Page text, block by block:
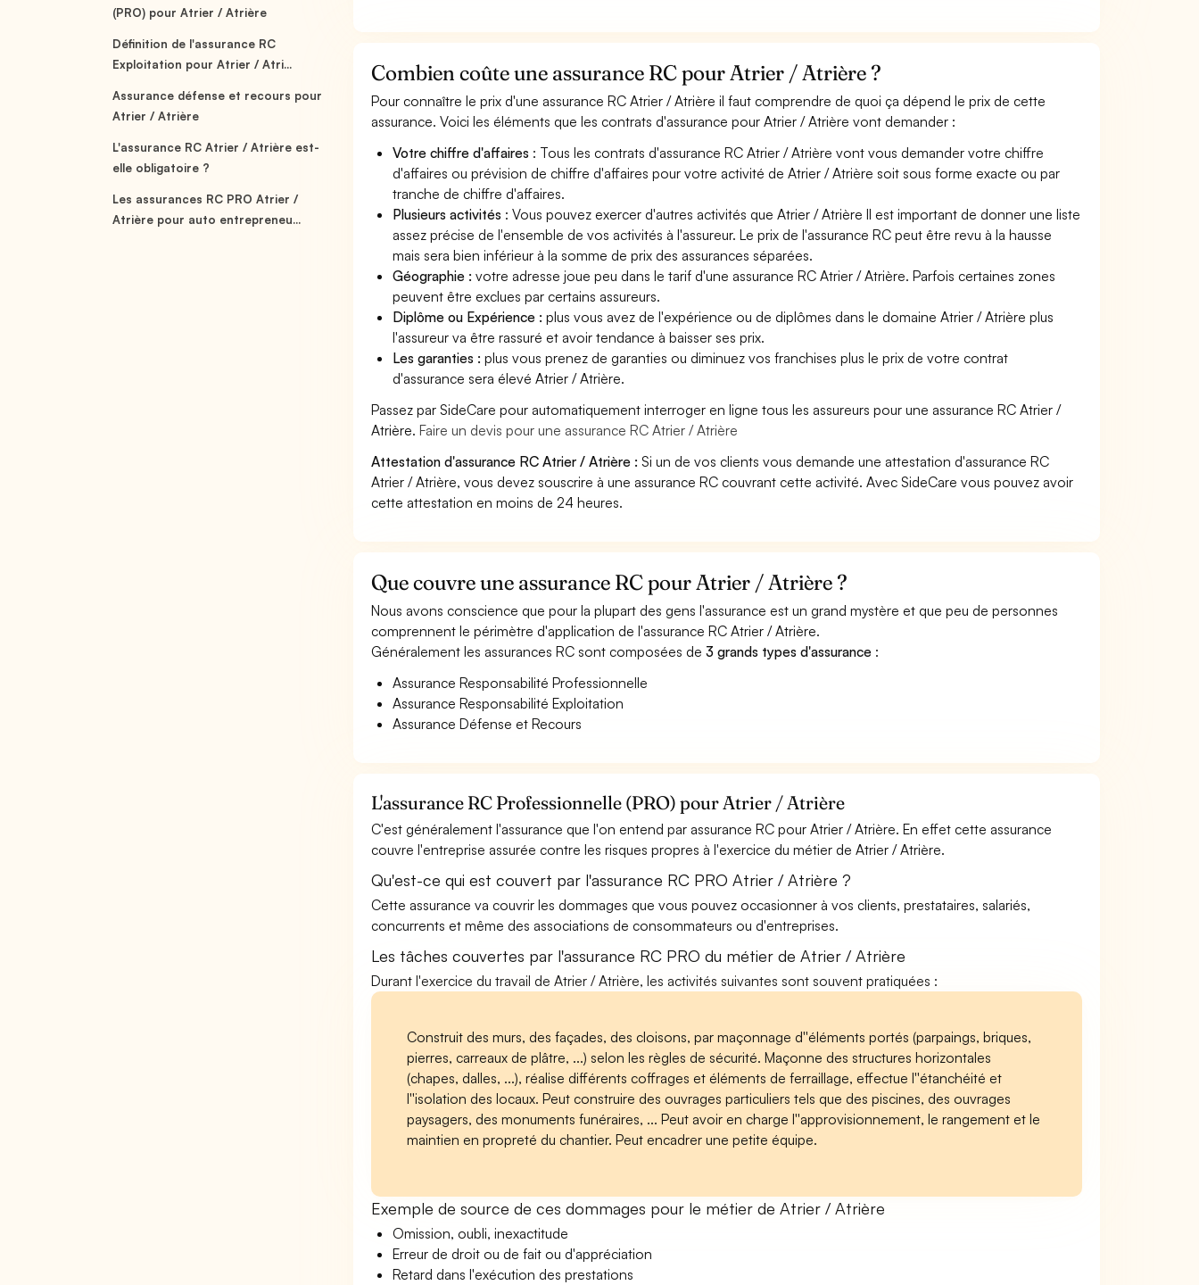
(PRO) pour Atrier / Atrière
Définition de l'assurance RC
Exploitation pour Atrier / Atri...
Assurance défense et recours pour
Atrier / Atrière
L'assurance RC Atrier / Atrière est-
elle obligatoire ?
Les assurances RC PRO Atrier /
Atrière pour auto entrepreneu...
Combien coûte une assurance RC pour Atrier / Atrière ?
Pour connaître le prix d'une assurance RC Atrier / Atrière il faut comprendre de quoi ça dépend le prix de cette
assurance. Voici les éléments que les contrats d'assurance pour Atrier / Atrière vont demander :
Votre chiffre d'affaires : Tous les contrats d'assurance RC Atrier / Atrière vont vous demander votre chiffre
d'affaires ou prévision de chiffre d'affaires pour votre activité de Atrier / Atrière soit sous forme exacte ou par
tranche de chiffre d'affaires.
Plusieurs activités : Vous pouvez exercer d'autres activités que Atrier / Atrière Il est important de donner une liste
assez précise de l'ensemble de vos activités à l'assureur. Le prix de l'assurance RC peut être revu à la hausse
mais sera bien inférieur à la somme de prix des assurances séparées.
Géographie :votre adresse joue peu dans le tarif d'une assurance RC Atrier / Atrière. Parfois certaines zones
peuvent être exclues par certains assureurs.
Diplôme ou Expérience :plus vous avez de l'expérience ou de diplômes dans le domaine Atrier / Atrière plus
l'assureur va être rassuré et avoir tendance à baisser ses prix.
Les garanties :plus vous prenez de garanties ou diminuez vos franchises plus le prix de votre contrat
d'assurance sera élevé Atrier / Atrière.
Passez par SideCare pour automatiquement interroger en ligne tous les assureurs pour une assurance RC Atrier /
Atrière.Faire un devis pour une assurance RC Atrier / Atrière
Attestation d'assurance RC Atrier / Atrière : Si un de vos clients vous demande une attestation d'assurance RC
Atrier / Atrière, vous devez souscrire à une assurance RC couvrant cette activité. Avec SideCare vous pouvez avoir
cette attestation en moins de 24 heures.
Que couvre une assurance RC pour Atrier / Atrière ?
Nous avons conscience que pour la plupart des gens l'assurance est un grand mystère et que peu de personnes
comprennent le périmètre d'application de l'assurance RC Atrier / Atrière.
Généralement les assurances RC sont composées de3 grands types d'assurance :
Assurance Responsabilité Professionnelle
Assurance Responsabilité Exploitation
Assurance Défense et Recours
L'assurance RC Professionnelle (PRO) pour Atrier / Atrière
C'est généralement l'assurance que l'on entend par assurance RC pour Atrier / Atrière. En effet cette assurance
couvre l'entreprise assurée contre les risques propres à l'exercice du métier de Atrier / Atrière.
Qu'est-ce qui est couvert par l'assurance RC PRO Atrier / Atrière ?
Cette assurance va couvrir les dommages que vous pouvez occasionner à vos clients, prestataires, salariés,
concurrents et même des associations de consommateurs ou d'entreprises.
Les tâches couvertes par l'assurance RC PRO du métier de Atrier / Atrière
Durant l'exercice du travail de Atrier / Atrière, les activités suivantes sont souvent pratiquées :
Construit des murs, des façades, des cloisons, par maçonnage d''éléments portés (parpaings, briques,
pierres, carreaux de plâtre, ...) selon les règles de sécurité. Maçonne des structures horizontales
(chapes, dalles, ...), réalise différents coffrages et éléments de ferraillage, effectue l''étanchéité et
l''isolation des locaux. Peut construire des ouvrages particuliers tels que des piscines, des ouvrages
paysagers, des monuments funéraires, ... Peut avoir en charge l''approvisionnement, le rangement et le
maintien en propreté du chantier. Peut encadrer une petite équipe.
Exemple de source de ces dommages pour le métier de Atrier / Atrière
Omission, oubli, inexactitude
Erreur de droit ou de fait ou d'appréciation
Retard dans l'exécution des prestations